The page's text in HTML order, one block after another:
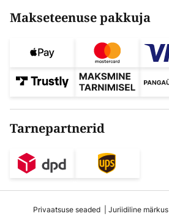
Makseteenuse pakkuja
Tarnepartnerid
Privaatsuse seaded Juriidiline märkus